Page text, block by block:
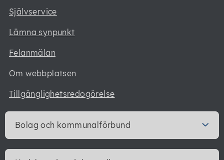
Självservice
Lämna synpunkt
Felanmälan
Om webbplatsen
Tillgänglighetsredogörelse
Bolag och kommunalförbund